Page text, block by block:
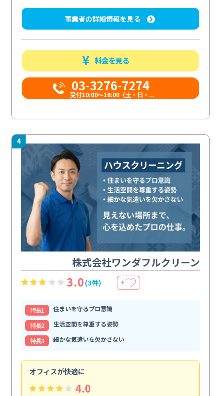
事業者の詳細情報を見る
料金を見る
03-3276-7274
受付10:00〜16:00（土・日・...
4
株式会社ワンダフルクリーン
3.0(3件) ＋
特⻑1
住まいを守るプロ意識
特⻑2
生活空間を尊重する姿勢
特⻑3
細かな気遣いを欠かさない
オフィスが快適に
4.0